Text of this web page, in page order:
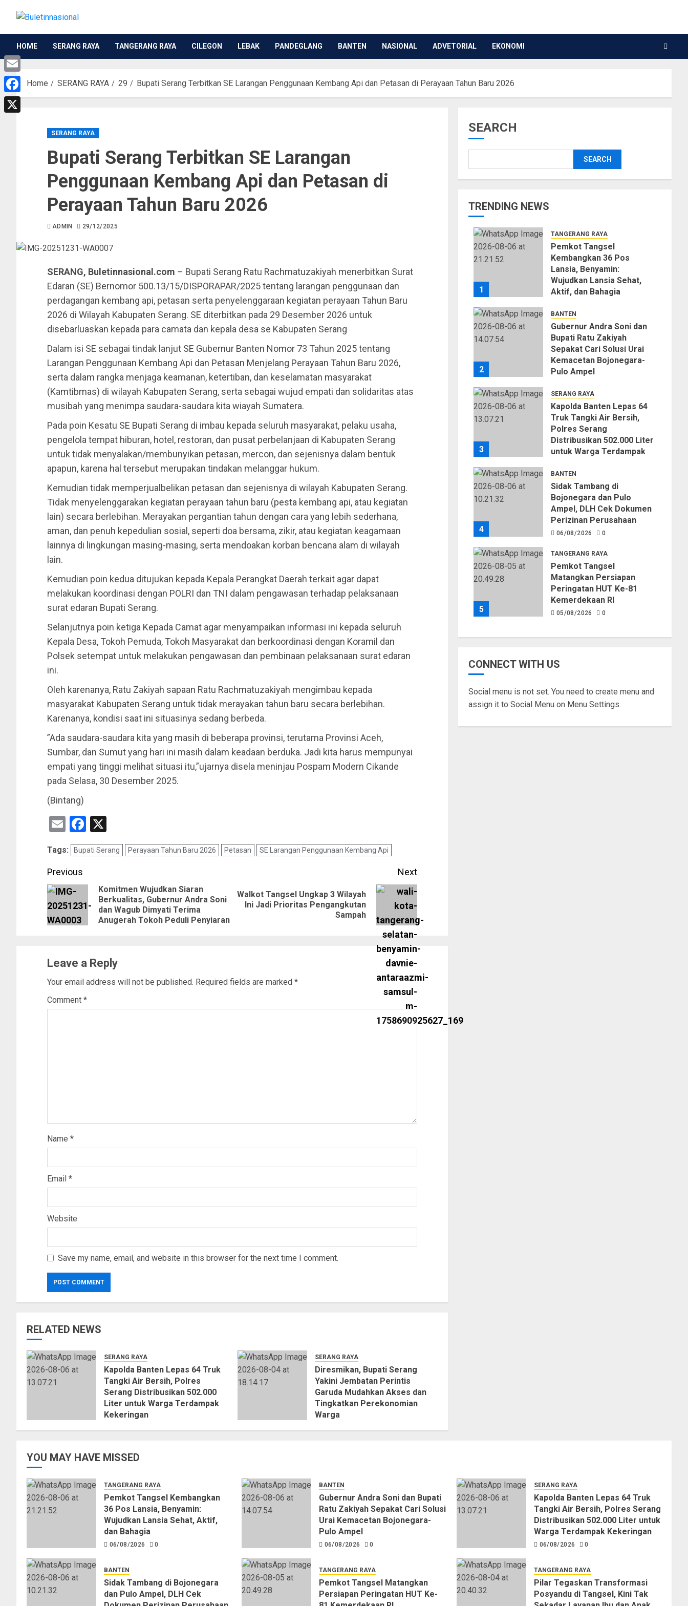
HOME SERANG RAYA TANGERANG RAYA CILEGON LEBAK PANDEGLANG BANTEN NASIONAL ADVETORIAL EKONOMI
Home SERANG RAYA 29 Bupati Serang Terbitkan SE Larangan Penggunaan Kembang Api dan Petasan di Perayaan Tahun Baru 2026
SERANG RAYA
Bupati Serang Terbitkan SE Larangan
Penggunaan Kembang Api dan Petasan di
Perayaan Tahun Baru 2026
ADMIN 29/12/2025
SERANG, Buletinnasional.com – Bupati Serang Ratu Rachmatuzakiyah menerbitkan Surat
Edaran (SE) Bernomor 500.13/15/DISPORAPAR/2025 tentang larangan penggunaan dan
perdagangan kembang api, petasan serta penyelenggaraan kegiatan perayaan Tahun Baru
2026 di Wilayah Kabupaten Serang. SE diterbitkan pada 29 Desember 2026 untuk
disebarluaskan kepada para camata dan kepala desa se Kabupaten Serang
Dalam isi SE sebagai tindak lanjut SE Gubernur Banten Nomor 73 Tahun 2025 tentang
Larangan Penggunaan Kembang Api dan Petasan Menjelang Perayaan Tahun Baru 2026,
serta dalam rangka menjaga keamanan, ketertiban, dan keselamatan masyarakat
(Kamtibmas) di wilayah Kabupaten Serang, serta sebagai wujud empati dan solidaritas atas
musibah yang menimpa saudara-saudara kita wiayah Sumatera.
Pada poin Kesatu SE Bupati Serang di imbau kepada seluruh masyarakat, pelaku usaha,
pengelola tempat hiburan, hotel, restoran, dan pusat perbelanjaan di Kabupaten Serang
untuk tidak menyalakan/membunyikan petasan, mercon, dan sejenisnya dalam bentuk
apapun, karena hal tersebut merupakan tindakan melanggar hukum.
Kemudian tidak memperjualbelikan petasan dan sejenisnya di wilayah Kabupaten Serang.
Tidak menyelenggarakan kegiatan perayaan tahun baru (pesta kembang api, atau kegiatan
lain) secara berlebihan. Merayakan pergantian tahun dengan cara yang lebih sederhana,
aman, dan penuh kepedulian sosial, seperti doa bersama, zikir, atau kegiatan keagamaan
lainnya di lingkungan masing-masing, serta mendoakan korban bencana alam di wilayah
lain.
Kemudian poin kedua ditujukan kepada Kepala Perangkat Daerah terkait agar dapat
melakukan koordinasi dengan POLRI dan TNI dalam pengawasan terhadap pelaksanaan
surat edaran Bupati Serang.
Selanjutnya poin ketiga Kepada Camat agar menyampaikan informasi ini kepada seluruh
Kepala Desa, Tokoh Pemuda, Tokoh Masyarakat dan berkoordinasi dengan Koramil dan
Polsek setempat untuk melakukan pengawasan dan pembinaan pelaksanaan surat edaran
ini.
Oleh karenanya, Ratu Zakiyah sapaan Ratu Rachmatuzakiyah mengimbau kepada
masyarakat Kabupaten Serang untuk tidak merayakan tahun baru secara berlebihan.
Karenanya, kondisi saat ini situasinya sedang berbeda.
”Ada saudara-saudara kita yang masih di beberapa provinsi, terutama Provinsi Aceh,
Sumbar, dan Sumut yang hari ini masih dalam keadaan berduka. Jadi kita harus mempunyai
empati yang tinggi melihat situasi itu,”ujarnya disela meninjau Pospam Modern Cikande
pada Selasa, 30 Desember 2025.
(Bintang)
EmailFacebook
Tags: Bupati Serang Perayaan Tahun Baru 2026 Petasan SE Larangan Penggunaan Kembang Api
Previous
Komitmen Wujudkan Siaran
Berkualitas, Gubernur Andra Soni
dan Wagub Dimyati Terima
Anugerah Tokoh Peduli Penyiaran
Next
Walkot Tangsel Ungkap 3 Wilayah
Ini Jadi Prioritas Pengangkutan
Sampah
Leave a Reply
Your email address will not be published. Required fields are marked *
Comment *
Name *
Email *
Website
Save my name, email, and website in this browser for the next time I comment.
RELATED NEWS
SERANG RAYA
Kapolda Banten Lepas 64 Truk
Tangki Air Bersih, Polres
Serang Distribusikan 502.000
Liter untuk Warga Terdampak
Kekeringan
SERANG RAYA
Diresmikan, Bupati Serang
Yakini Jembatan Perintis
Garuda Mudahkan Akses dan
Tingkatkan Perekonomian
Warga
SEARCH
SEARCH
TRENDING NEWS
1
TANGERANG RAYA
Pemkot Tangsel
Kembangkan 36 Pos
Lansia, Benyamin:
Wujudkan Lansia Sehat,
Aktif, dan Bahagia
2
BANTEN
Gubernur Andra Soni dan
Bupati Ratu Zakiyah
Sepakat Cari Solusi Urai
Kemacetan Bojonegara-
Pulo Ampel
3
SERANG RAYA
Kapolda Banten Lepas 64
Truk Tangki Air Bersih,
Polres Serang
Distribusikan 502.000 Liter
untuk Warga Terdampak
06/08/2026
4
BANTEN
Sidak Tambang di
Bojonegara dan Pulo
Ampel, DLH Cek Dokumen
Perizinan Perusahaan
06/08/2026 0
5
TANGERANG RAYA
Pemkot Tangsel
Matangkan Persiapan
Peringatan HUT Ke-81
Kemerdekaan RI
05/08/2026 0
CONNECT WITH US
Social menu is not set. You need to create menu and
assign it to Social Menu on Menu Settings.
YOU MAY HAVE MISSED
TANGERANG RAYA
Pemkot Tangsel Kembangkan
36 Pos Lansia, Benyamin:
Wujudkan Lansia Sehat, Aktif,
dan Bahagia
06/08/2026 0
BANTEN
Gubernur Andra Soni dan Bupati
Ratu Zakiyah Sepakat Cari Solusi
Urai Kemacetan Bojonegara-
Pulo Ampel
06/08/2026 0
SERANG RAYA
Kapolda Banten Lepas 64 Truk
Tangki Air Bersih, Polres Serang
Distribusikan 502.000 Liter untuk
Warga Terdampak Kekeringan
06/08/2026 0
BANTEN
Sidak Tambang di Bojonegara
dan Pulo Ampel, DLH Cek
TANGERANG RAYA
Pemkot Tangsel Matangkan
Persiapan Peringatan HUT Ke-
TANGERANG RAYA
Pilar Tegaskan Transformasi
Posyandu di Tangsel, Kini Tak
Email
Facebook